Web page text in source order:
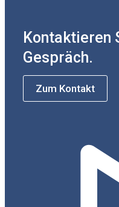
Kontaktieren
Gespräch.
Zum Kontakt